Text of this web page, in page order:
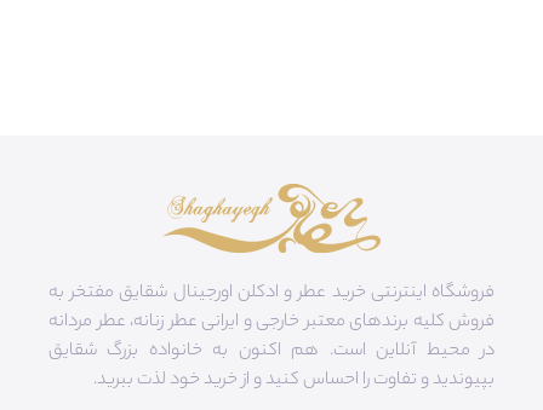
فروشگاه اینترنتی خرید عطر و ادکلن اورجینال شقایق مفتخر به
فروش کلیه برندهای معتبر خارجی و ایرانی عطر زنانه، عطر مردانه
در محیط آنلاین است. هم‌ اکنون به خانواده بزرگ شقایق
بپیوندید و تفاوت را احساس کنید و از خرید خود لذت ببرید.